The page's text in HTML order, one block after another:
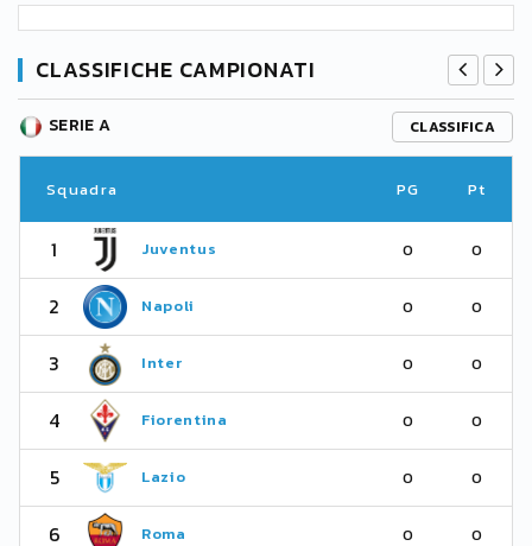
CLASSIFICHE CAMPIONATI
SERIE A CLASSIFICA
Squadra PG Pt
1 Juventus 0 0
2 Napoli 0 0
3 Inter 0 0
4 Fiorentina 0 0
5 Lazio 0 0
6 Roma 0 0